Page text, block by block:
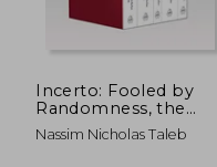
40%
dcto.
Incerto: Fooled by
Randomness, the
Black Swan, the bed
of Procrustes,
Nassim Nicholas Taleb